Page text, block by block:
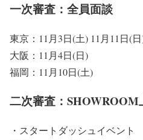
一次審査：全員面談
東京：11月3日(土) 11月11日(
大阪：11月4日(日)
福岡：11月10日(土)
二次審査：SHOWROOM
・スタートダッシュイベント